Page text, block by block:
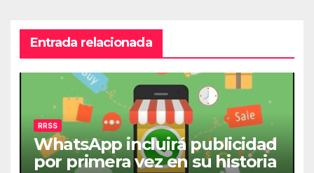
Entrada relacionada
RRSS
WhatsApp incluirá publicidad
por primera vez en su historia